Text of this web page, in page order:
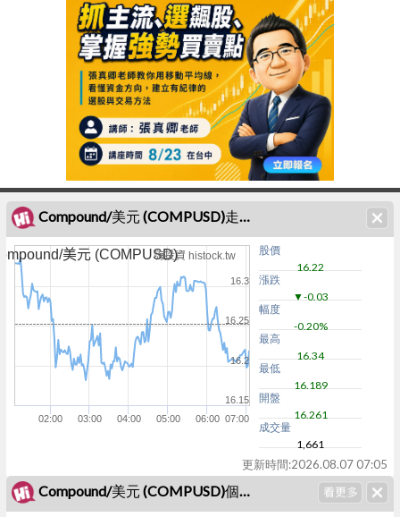
Compound/美元 (COMPUSD)走勢圖
美元 (COMPUSD)嗨投資 histock.tw
02:00 03:00 04:00 05:00 06:00 07:00
16.15
16.2
16.25
16.3
股價
16.22
漲跌
▼-0.03
幅度
-0.20%
最高
16.34
最低
16.189
開盤
16.261
成交量
1,661
更新時間:2026.08.07 07:05
Compound/美元 (COMPUSD)個股K線